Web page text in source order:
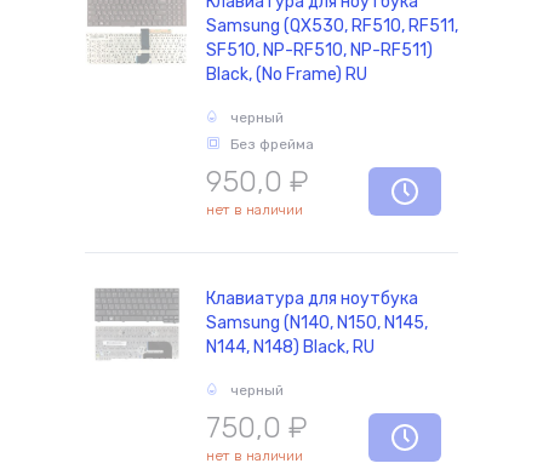
Samsung (QX530, RF510, RF511,
SF510, NP-RF510, NP-RF511)
Black, (No Frame) RU
черный
Без фрейма
950,0 ₽
нет в наличии
Клавиатура для ноутбука
Samsung (N140, N150, N145,
N144, N148) Black, RU
черный
750,0 ₽
нет в наличии